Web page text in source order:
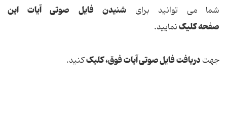
شما می توانید برای شنیدن فایل صوتی آیات این
صفحه کلیکنمایید.
جهتدریافت فایل صوتی آیات فوق، کلیککنید.